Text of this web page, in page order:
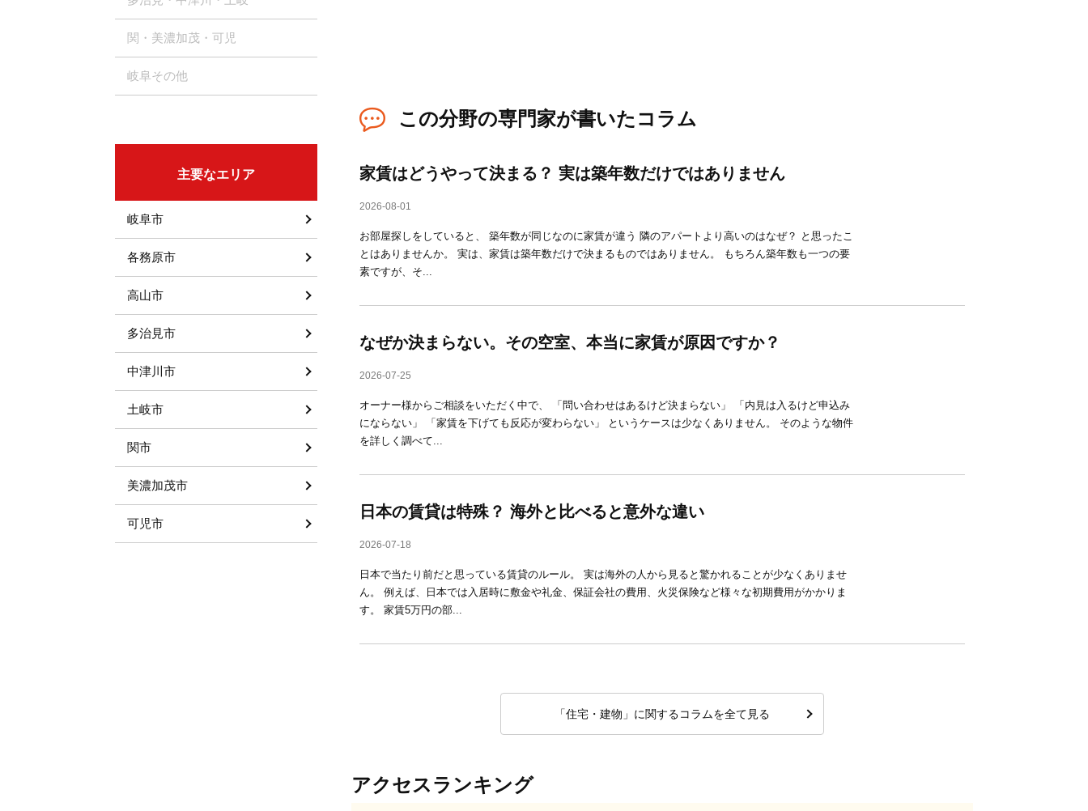
この分野の専門家が書いたコラム
家賃はどうやって決まる？ 実は築年数だけではありません
2026-08-01
お部屋探しをしていると、 築年数が同じなのに家賃が違う 隣のアパートより高いのはなぜ？ と思ったこ
とはありませんか。 実は、家賃は築年数だけで決まるものではありません。 もちろん築年数も一つの要
素ですが、そ...
なぜか決まらない。その空室、本当に家賃が原因ですか？
2026-07-25
オーナー様からご相談をいただく中で、 「問い合わせはあるけど決まらない」 「内見は入るけど申込み
にならない」 「家賃を下げても反応が変わらない」 というケースは少なくありません。 そのような物件
を詳しく調べて...
日本の賃貸は特殊？ 海外と比べると意外な違い
2026-07-18
日本で当たり前だと思っている賃貸のルール。 実は海外の人から見ると驚かれることが少なくありませ
ん。 例えば、日本では入居時に敷金や礼金、保証会社の費用、火災保険など様々な初期費用がかかりま
す。 家賃5万円の部...
「住宅・建物」に関するコラムを全て見る
アクセスランキング
関・美濃加茂・可児
岐阜その他
主要なエリア
岐阜市
各務原市
高山市
多治見市
中津川市
土岐市
関市
美濃加茂市
可児市